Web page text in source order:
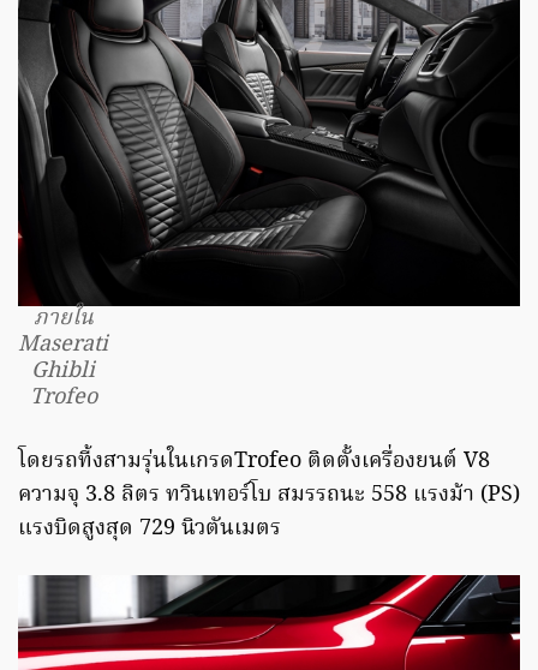
ภายใน
Maserati
Ghibli
Trofeo
โดยรถที้งสามรุ่นในเกรดTrofeo ติดตั้งเครื่องยนต์ V8
ความจุ 3.8 ลิตร ทวินเทอร์โบ สมรรถนะ 558 แรงม้า (PS)
แรงบิดสูงสุด 729 นิวตันเมตร